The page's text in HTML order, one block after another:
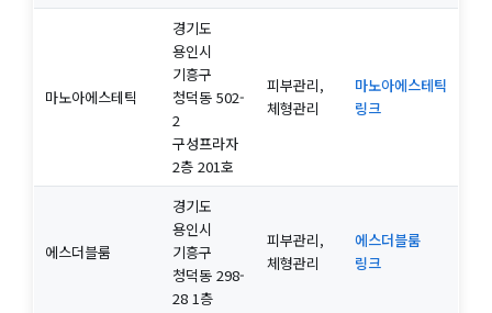
마노아에스테틱
경기도
용인시
기흥구
청덕동 502-
2
구성프라자
2층 201호
피부관리,
체형관리
마노아에스테틱
링크
에스더블룸
경기도
용인시
기흥구
청덕동 298-
28 1층
피부관리,
체형관리
에스더블룸
링크